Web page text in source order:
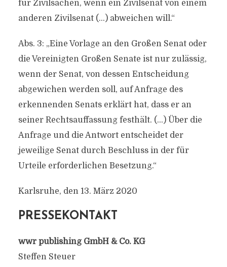
für Zivilsachen, wenn ein Zivilsenat von einem
anderen Zivilsenat (…) abweichen will.“
Abs. 3: „Eine Vorlage an den Großen Senat oder
die Vereinigten Großen Senate ist nur zulässig,
wenn der Senat, von dessen Entscheidung
abgewichen werden soll, auf Anfrage des
erkennenden Senats erklärt hat, dass er an
seiner Rechtsauffassung festhält. (…) Über die
Anfrage und die Antwort entscheidet der
jeweilige Senat durch Beschluss in der für
Urteile erforderlichen Besetzung.“
Karlsruhe, den 13. März 2020
PRESSEKONTAKT
wwr publishing GmbH & Co. KG
Steffen Steuer